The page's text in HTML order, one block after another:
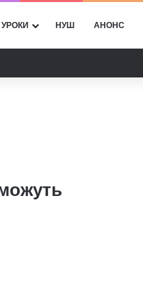
УРОКИ НУШ АНОНС